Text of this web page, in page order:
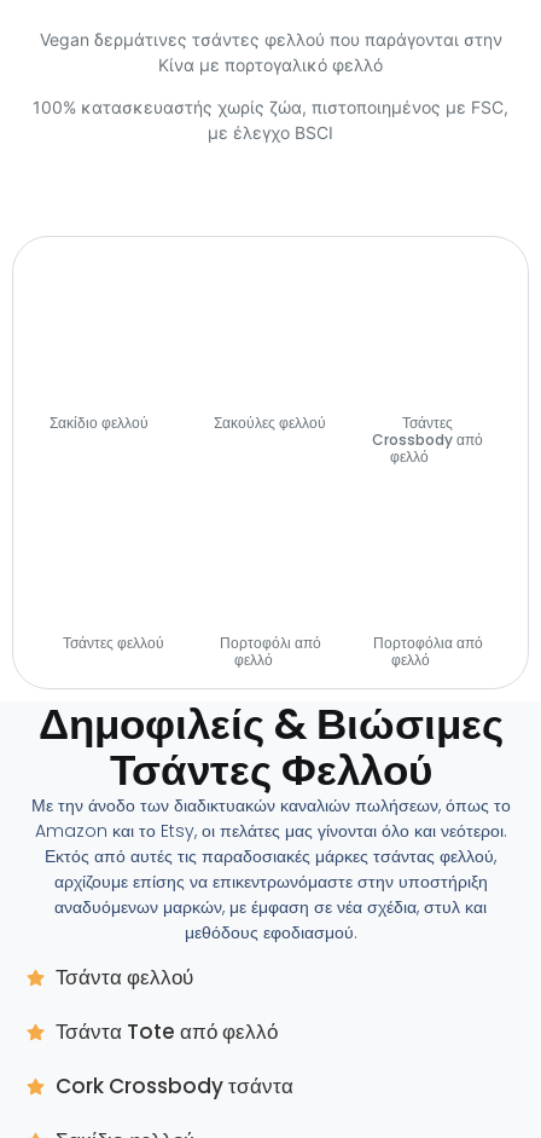
Vegan δερμάτινες τσάντες φελλού που παράγονται στην
Κίνα με πορτογαλικό φελλό
100% κατασκευαστής χωρίς ζώα, πιστοποιημένος με FSC,
με έλεγχο BSCI
Σακίδιο φελλού
Σακούλες φελλού
Τσάντες
Crossbody από
φελλό
Τσάντες φελλού
Πορτοφόλι από
φελλό
Πορτοφόλια από
φελλό
Δημοφιλείς & Βιώσιμες
Τσάντες Φελλού
Με την άνοδο των διαδικτυακών καναλιών πωλήσεων, όπως το
Amazon και το Etsy, οι πελάτες μας γίνονται όλο και νεότεροι.
Εκτός από αυτές τις παραδοσιακές μάρκες τσάντας φελλού,
αρχίζουμε επίσης να επικεντρωνόμαστε στην υποστήριξη
αναδυόμενων μαρκών, με έμφαση σε νέα σχέδια, στυλ και
μεθόδους εφοδιασμού.
Τσάντα φελλού
Τσάντα Tote από φελλό
Cork Crossbody τσάντα